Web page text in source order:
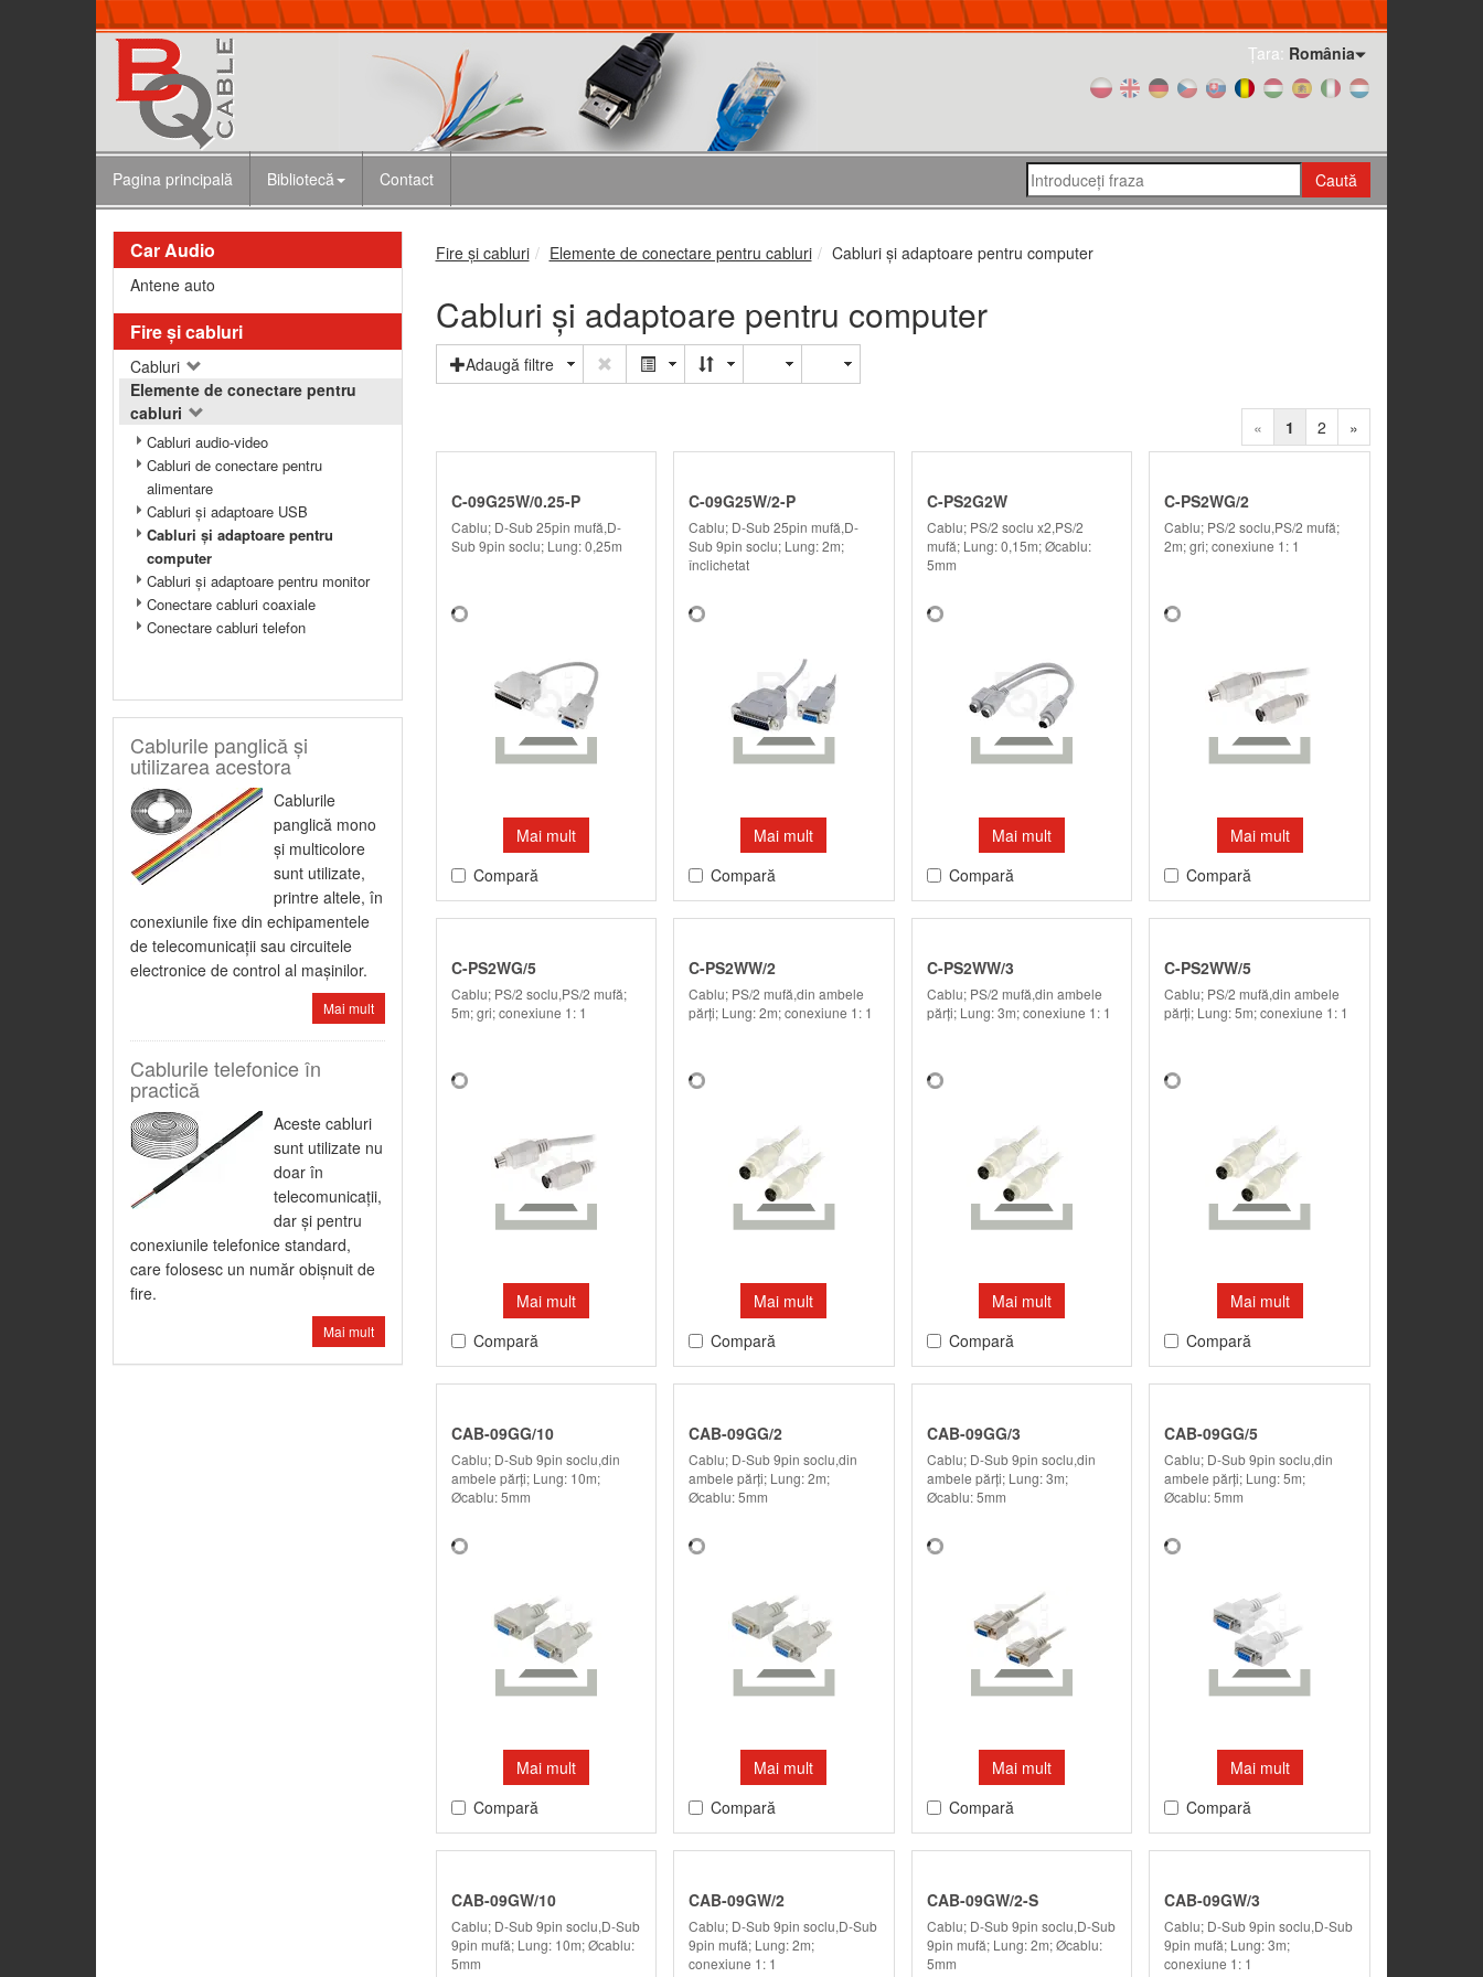
Țara: România
Pagina principală Bibliotecă Contact Caută
Car Audio
Antene auto
Fire şi cabluri
Cabluri
Elemente de conectare pentru
cabluri
Cabluri audio-video
Cabluri de conectare pentru
alimentare
Cabluri şi adaptoare USB
Cabluri şi adaptoare pentru
computer
Cabluri şi adaptoare pentru monitor
Conectare cabluri coaxiale
Conectare cabluri telefon
Cablurile panglică şi
utilizarea acestora
Cablurile
panglică mono
şi multicolore
sunt utilizate,
printre altele, în
conexiunile fixe din echipamentele
de telecomunicaţii sau circuitele
electronice de control al maşinilor.
Mai mult
Cablurile telefonice în
practică
Aceste cabluri
sunt utilizate nu
doar în
telecomunicaţii,
dar şi pentru
conexiunile telefonice standard,
care folosesc un număr obişnuit de
fire.
Mai mult
Fire şi cabluri Elemente de conectare pentru cabluri Cabluri şi adaptoare pentru computer
Cabluri şi adaptoare pentru computer
Adaugă filtre
« 1 2 »
C-09G25W/0.25-P
Cablu; D-Sub 25pin mufă,D-
Sub 9pin soclu; Lung: 0,25m
Mai mult
Compară
C-09G25W/2-P
Cablu; D-Sub 25pin mufă,D-
Sub 9pin soclu; Lung: 2m;
înclichetat
Mai mult
Compară
C-PS2G2W
Cablu; PS/2 soclu x2,PS/2
mufă; Lung: 0,15m; Øcablu:
5mm
Mai mult
Compară
C-PS2WG/2
Cablu; PS/2 soclu,PS/2 mufă;
2m; gri; conexiune 1: 1
Mai mult
Compară
C-PS2WG/5
Cablu; PS/2 soclu,PS/2 mufă;
5m; gri; conexiune 1: 1
Mai mult
Compară
C-PS2WW/2
Cablu; PS/2 mufă,din ambele
părţi; Lung: 2m; conexiune 1: 1
Mai mult
Compară
C-PS2WW/3
Cablu; PS/2 mufă,din ambele
părţi; Lung: 3m; conexiune 1: 1
Mai mult
Compară
C-PS2WW/5
Cablu; PS/2 mufă,din ambele
părţi; Lung: 5m; conexiune 1: 1
Mai mult
Compară
CAB-09GG/10
Cablu; D-Sub 9pin soclu,din
ambele părţi; Lung: 10m;
Øcablu: 5mm
Mai mult
Compară
CAB-09GG/2
Cablu; D-Sub 9pin soclu,din
ambele părţi; Lung: 2m;
Øcablu: 5mm
Mai mult
Compară
CAB-09GG/3
Cablu; D-Sub 9pin soclu,din
ambele părţi; Lung: 3m;
Øcablu: 5mm
Mai mult
Compară
CAB-09GG/5
Cablu; D-Sub 9pin soclu,din
ambele părţi; Lung: 5m;
Øcablu: 5mm
Mai mult
Compară
CAB-09GW/10
Cablu; D-Sub 9pin soclu,D-Sub
9pin mufă; Lung: 10m; Øcablu:
5mm
CAB-09GW/2
Cablu; D-Sub 9pin soclu,D-Sub
9pin mufă; Lung: 2m;
conexiune 1: 1
CAB-09GW/2-S
Cablu; D-Sub 9pin soclu,D-Sub
9pin mufă; Lung: 2m; Øcablu:
5mm
CAB-09GW/3
Cablu; D-Sub 9pin soclu,D-Sub
9pin mufă; Lung: 3m;
conexiune 1: 1